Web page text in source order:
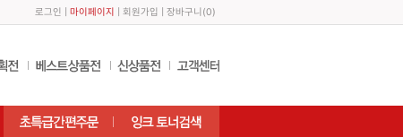
로그인 마이페이지 회원가입 장바구니 (0)